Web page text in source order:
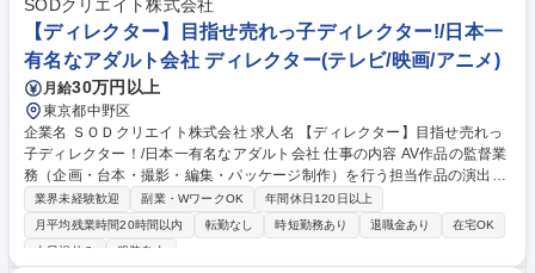
ューサーを補助し、作品の企画から販売方法考案までをトータルでプロデ
ュースする業務を担当します。 募集職種 AVアシスタントディレクター:目
指せ売れっ子ディレクター・プロデューサー！
SODクリエイト株式会社
【ディレクター】目指せ売れっ子ディレクター!/日本一
有名なアダルト会社 ディレクター(テレビ/映画/アニメ)
月給30万円以上
東京都中野区
企業名 ＳＯＤクリエイト株式会社 求人名 【ディレクター】目指せ売れっ
子ディレクター！/日本一有名なアダルト会社 仕事の内容 AV作品の監督業
務（企画・台本・撮影・編集・パッケージ制作）を行う担当作品の演出面
の総責任者としてご活躍頂きます。ソフトオンデマンドならではの「作品
としての面白さ」を追求できる方を探してます！ ディレクターとして、作
品の企画、台本作成、撮影、編集、パッケージ制作業務などの映像作品を
業界未経験歓迎 副業・WワークOK
年間休日120日以上
月平均残業時間20時間以内
転勤なし 時短勤務あり 退職金あり
在宅OK
土日祝休み
服装自由